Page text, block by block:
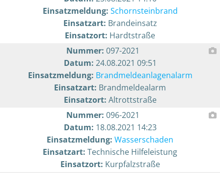
Einsatzmeldung: Schornsteinbrand
Einsatzart: Brandeinsatz
Einsatzort: Hardtstraße
Nummer: 097-2021
Datum: 24.08.2021 09:51
Einsatzmeldung: Brandmeldeanlagenalarm
Einsatzart: Brandmeldealarm
Einsatzort: Altrottstraße
Nummer: 096-2021
Datum: 18.08.2021 14:23
Einsatzmeldung: Wasserschaden
Einsatzart: Technische Hilfeleistung
Einsatzort: Kurpfalzstraße